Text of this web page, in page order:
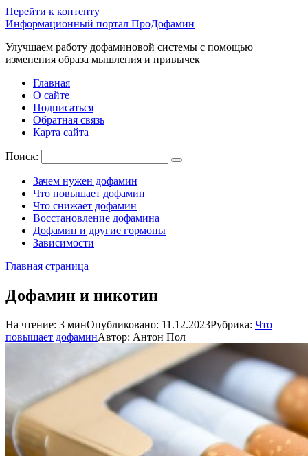
Перейти к контенту
Информационный портал ПроДофамин
Улучшаем работу дофаминовой системы с помощью
изменения образа мышления и привычек
Главная
О сайте
Подписаться
Обратная связь
Карта сайта
Поиск:
Зачем нужен дофамин
Что повышает дофамин
Что снижает дофамин
Восстановление дофамина
Дофамин и другие гормоны
Зависимости
Главная страница
Дофамин и никотин
На чтение: 3 минОпубликовано: 11.12.2023Рубрика: Что
повышает дофаминАвтор: Антон Пол